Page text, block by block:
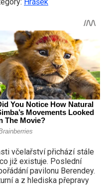
včelařství přichází stále
již existuje. Poslední
pavilonu Berendey.
a z hlediska přepravy